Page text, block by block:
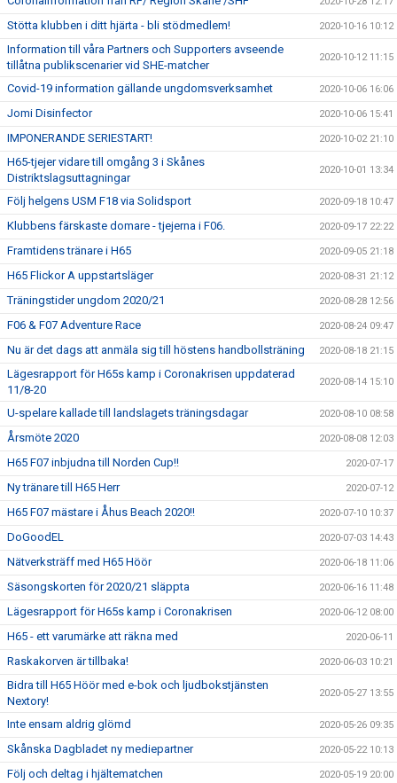
Stötta klubben i ditt hjärta - bli stödmedlem! 2020-10-16 10:12
Information till våra Partners och Supporters avseende
tillåtna publikscenarier vid SHE-matcher
2020-10-12 11:15
Covid-19 information gällande ungdomsverksamhet 2020-10-06 16:06
Jomi Disinfector 2020-10-06 15:41
IMPONERANDE SERIESTART! 2020-10-02 21:10
H65-tjejer vidare till omgång 3 i Skånes
Distriktslagsuttagningar
2020-10-01 13:34
Följ helgens USM F18 via Solidsport 2020-09-18 10:47
Klubbens färskaste domare - tjejerna i F06. 2020-09-17 22:22
Framtidens tränare i H65 2020-09-05 21:18
H65 Flickor A uppstartsläger 2020-08-31 21:12
Träningstider ungdom 2020/21 2020-08-28 12:56
F06 & F07 Adventure Race 2020-08-24 09:47
Nu är det dags att anmäla sig till höstens handbollsträning 2020-08-18 21:15
Lägesrapport för H65s kamp i Coronakrisen uppdaterad
11/8-20
2020-08-14 15:10
U-spelare kallade till landslagets träningsdagar 2020-08-10 08:58
Årsmöte 2020 2020-08-08 12:03
H65 F07 inbjudna till Norden Cup!! 2020-07-17
Ny tränare till H65 Herr 2020-07-12
H65 F07 mästare i Åhus Beach 2020!! 2020-07-10 10:37
DoGoodEL 2020-07-03 14:43
Nätverksträff med H65 Höör 2020-06-18 11:06
Säsongskorten för 2020/21 släppta 2020-06-16 11:48
Lägesrapport för H65s kamp i Coronakrisen 2020-06-12 08:00
H65 - ett varumärke att räkna med 2020-06-11
Raskakorven är tillbaka! 2020-06-03 10:21
Bidra till H65 Höör med e-bok och ljudbokstjänsten
Nextory!
2020-05-27 13:55
Inte ensam aldrig glömd 2020-05-26 09:35
Skånska Dagbladet ny mediepartner 2020-05-22 10:13
Följ och deltag i hjältematchen 2020-05-19 20:00